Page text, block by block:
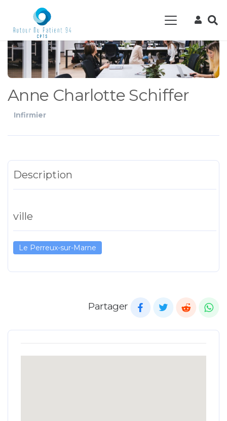
Anne Charlotte Schiffer
Infirmier
Description
ville
Le Perreux-sur-Marne
Partager